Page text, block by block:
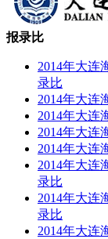
报录比
2014年大连
录比
2014年大连
2014年大连
2014年大连
2014年大连
2014年大连
录比
2014年大连
录比
2014年大连